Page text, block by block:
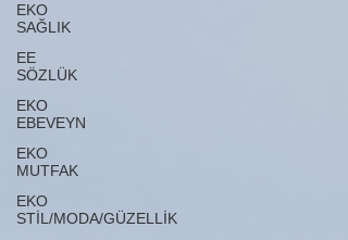
EKO
SAĞLIK
EE
SÖZLÜK
EKO
EBEVEYN
EKO
MUTFAK
EKO
STİL/MODA/GÜZELLİK